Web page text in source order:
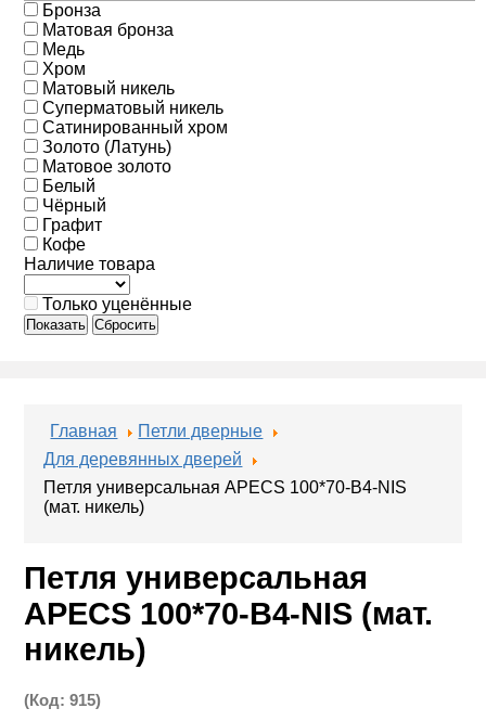
Бронза
Матовая бронза
Медь
Хром
Матовый никель
Суперматовый никель
Сатинированный хром
Золото (Латунь)
Матовое золото
Белый
Чёрный
Графит
Кофе
Наличие товара
Только уценённые
Показать Сбросить
Главная
Петли дверные
Для деревянных дверей
Петля универсальная APECS 100*70-B4-NIS
(мат. никель)
Петля универсальная
APECS 100*70-B4-NIS (мат.
никель)
(Код:915)